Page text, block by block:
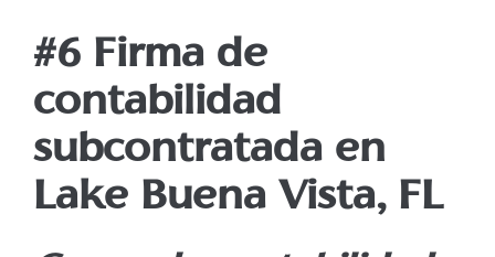
#6 Firma de
contabilidad
subcontratada en
Lake Buena Vista, FL